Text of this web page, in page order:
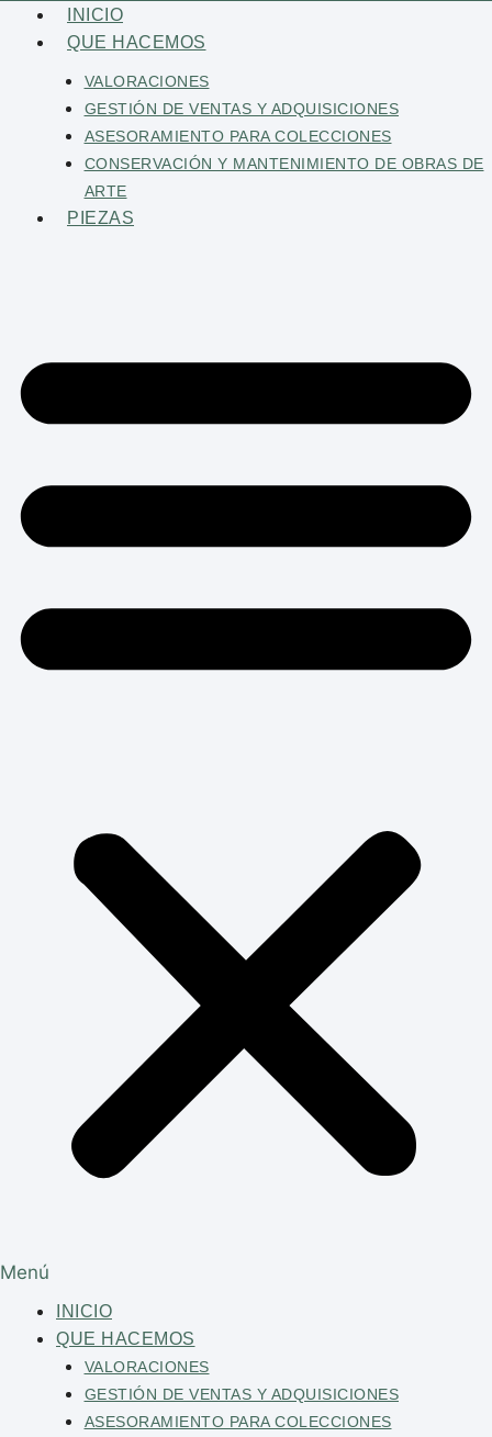
Saltar
INICIO
QUE HACEMOS
VALORACIONES
GESTIÓN DE VENTAS Y ADQUISICIONES
ASESORAMIENTO PARA COLECCIONES
CONSERVACIÓN Y MANTENIMIENTO DE OBRAS DE
ARTE
PIEZAS
Menú
INICIO
QUE HACEMOS
VALORACIONES
GESTIÓN DE VENTAS Y ADQUISICIONES
ASESORAMIENTO PARA COLECCIONES